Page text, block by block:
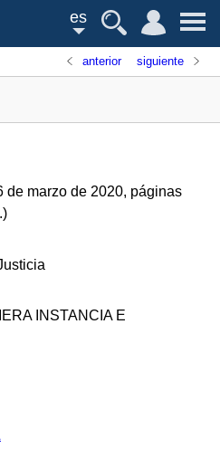
es
anterior siguiente
de marzo de 2020, páginas
)
INSTANCIA E